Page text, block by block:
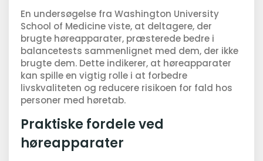
En undersøgelse fra Washington University
School of Medicine viste, at deltagere, der
brugte høreapparater, præsterede bedre i
balancetests sammenlignet med dem, der ikke
brugte dem. Dette indikerer, at høreapparater
kan spille en vigtig rolle i at forbedre
livskvaliteten og reducere risikoen for fald hos
personer med høretab.
Praktiske fordele ved
høreapparater